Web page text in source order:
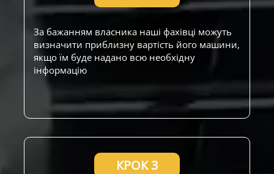
За бажанням власника наші фахівці можуть
визначити приблизну вартість його машини,
якщо їм буде надано всю необхідну
інформацію
КРОК 3